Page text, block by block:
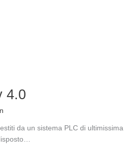
4.0
da un sistema PLC di ultimissima